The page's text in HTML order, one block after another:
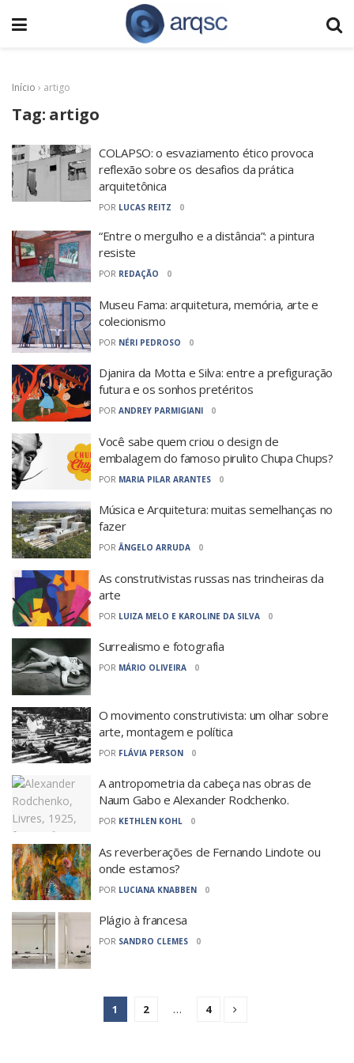
Início › artigo
Tag: artigo
COLAPSO: o esvaziamento ético provoca
reflexão sobre os desafios da prática
arquitetônica
POR LUCAS REITZ 0
“Entre o mergulho e a distância”: a pintura
resiste
POR REDAÇÃO 0
Museu Fama: arquitetura, memória, arte e
colecionismo
POR NÉRI PEDROSO 0
Djanira da Motta e Silva: entre a prefiguração
futura e os sonhos pretéritos
POR ANDREY PARMIGIANI 0
Você sabe quem criou o design de
embalagem do famoso pirulito Chupa Chups?
POR MARIA PILAR ARANTES 0
Música e Arquitetura: muitas semelhanças no
fazer
POR ÂNGELO ARRUDA 0
As construtivistas russas nas trincheiras da
arte
POR LUIZA MELO E KAROLINE DA SILVA 0
Surrealismo e fotografia
POR MÁRIO OLIVEIRA 0
O movimento construtivista: um olhar sobre
arte, montagem e política
POR FLÁVIA PERSON 0
A antropometria da cabeça nas obras de
Naum Gabo e Alexander Rodchenko.
POR KETHLEN KOHL 0
As reverberações de Fernando Lindote ou
onde estamos?
POR LUCIANA KNABBEN 0
Plágio à francesa
POR SANDRO CLEMES 0
1 2 … 4